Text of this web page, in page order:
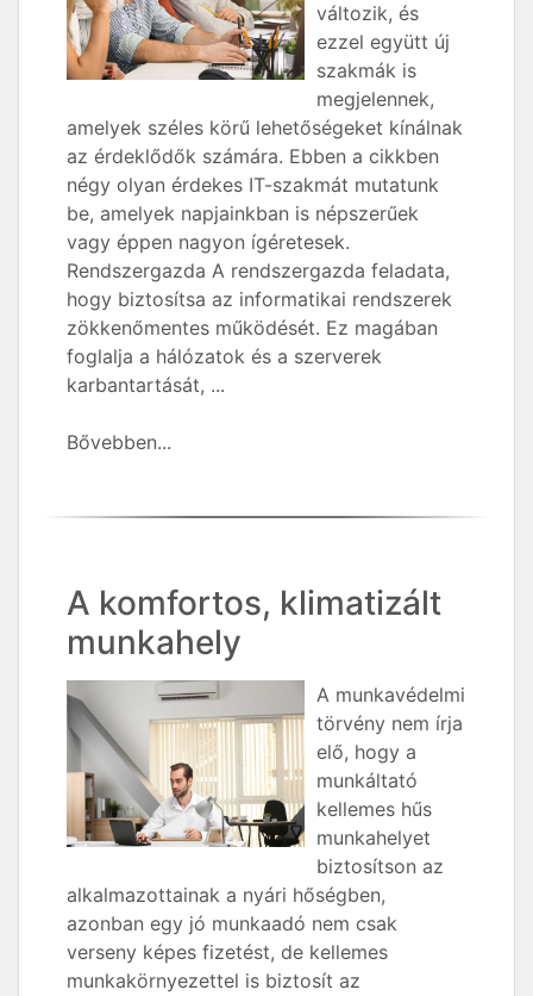
változik, és
ezzel együtt új
szakmák is
megjelennek,
amelyek széles körű lehetőségeket kínálnak
az érdeklődők számára. Ebben a cikkben
négy olyan érdekes IT-szakmát mutatunk
be, amelyek napjainkban is népszerűek
vagy éppen nagyon ígéretesek.
Rendszergazda A rendszergazda feladata,
hogy biztosítsa az informatikai rendszerek
zökkenőmentes működését. Ez magában
foglalja a hálózatok és a szerverek
karbantartását, ...
Bővebben...
A komfortos, klimatizált
munkahely
A munkavédelmi
törvény nem írja
elő, hogy a
munkáltató
kellemes hűs
munkahelyet
biztosítson az
alkalmazottainak a nyári hőségben,
azonban egy jó munkaadó nem csak
verseny képes fizetést, de kellemes
munkakörnyezettel is biztosít az